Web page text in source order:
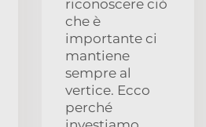
riconoscere ciò
che è
importante ci
mantiene
sempre al
vertice. Ecco
perché